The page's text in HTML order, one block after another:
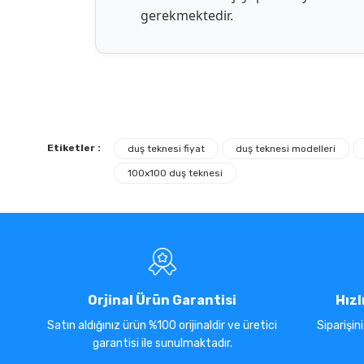
gerekmektedir.
Etiketler : duş teknesi fiyat duş teknesi modelleri
100x100 duş teknesi
Orjinal Ürün Garantisi
Satın aldığınız ürün %100 orijinaldir ve üretici
garantisi ile sunulmaktadır.